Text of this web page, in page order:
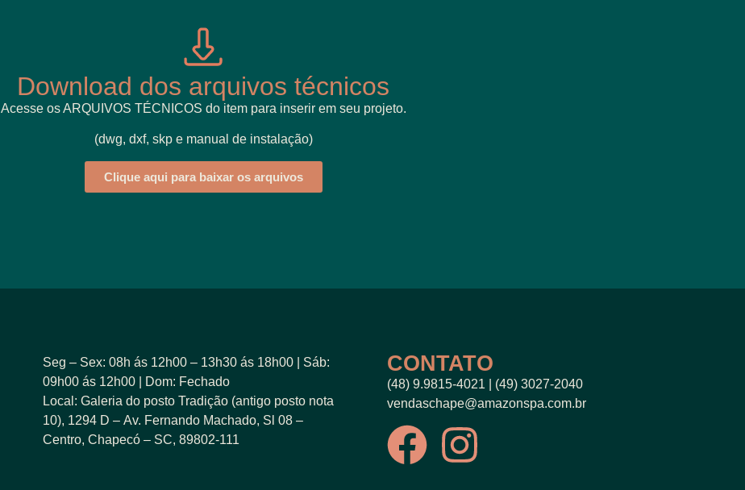
Download dos arquivos técnicos
Acesse os ARQUIVOS TÉCNICOS do item para inserir em seu projeto.
(dwg, dxf, skp e manual de instalação)
Clique aqui para baixar os arquivos
Seg – Sex: 08h ás 12h00 – 13h30 ás 18h00 | Sáb:
09h00 ás 12h00 | Dom: Fechado
Local: Galeria do posto Tradição (antigo posto nota
10), 1294 D – Av. Fernando Machado, Sl 08 –
Centro, Chapecó – SC, 89802-111
CONTATO
(48) 9.9815-4021 | (49) 3027-2040
vendaschape@amazonspa.com.br